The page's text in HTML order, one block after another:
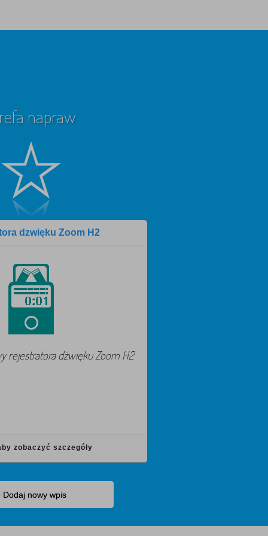
napraw
dzwięku Zoom H2
rejestratora dźwięku Zoom H2
zobaczyć szczegóły
Dodaj nowy wpis